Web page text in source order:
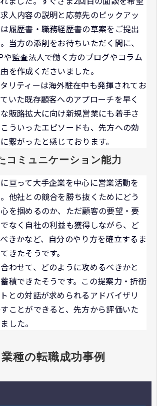
人内容の説明と応募先のピックアッ
履歴書・職務経歴書の草案をご提出
当方の添削をお待ちいただく間に、
や監査法人で働く方のブログやコラム
を作成くださいました。
リティーは海外駐在中も発揮されてお
いた既存顧客へのアプローチを早く
販路拡大に向け新規営業にも着手さ
ういったエピソードも、先方への効
繋がったと感じております。
コミュニケーション能力
亘って大手企業を中心に営業活動を
他社との競合を勝ち抜くためにどう
を掴めるのか、ただ顧客の要望・要
なく自社の利益も獲得しながら、ど
きかなど、自分のやり方を確立するま
きたそうです。
わせて、どのように攻めるべきかと
積できたそうです。この提案力・折衝
との対話が求められるアドバイザリ
ことができると、先方から評価いた
した。
種の転職成功事例